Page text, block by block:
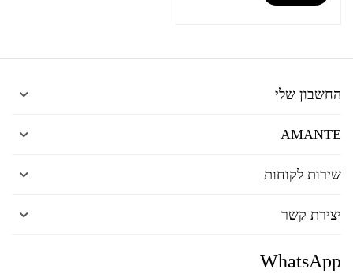
החשבון שלי
AMANTE
שירות לקוחות
יצירת קשר
WhatsApp